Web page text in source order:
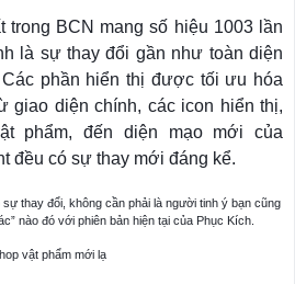
trong BCN mang số hiệu 1003 lần
là sự thay đổi gần như toàn diện
phần hiển thị được tối ưu hóa
giao diện chính, các icon hiển thị,
phẩm, đến diện mạo mới của
đều có sự thay mới đáng kể.
thay đổi, không cần phải là người tinh ý bạn cũng
nào đó với phiên bản hiện tại của Phục Kích.
vật phẩm mới lạ